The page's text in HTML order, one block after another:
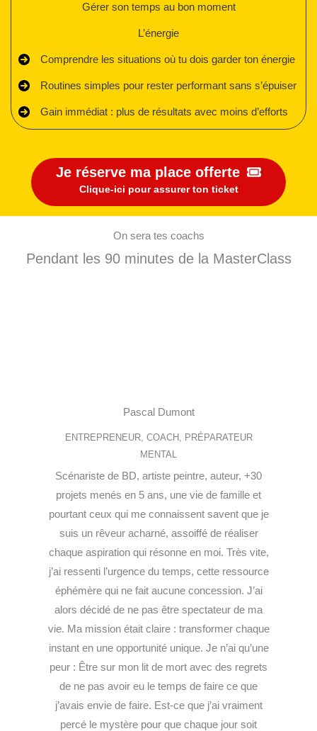
Gérer son temps au bon moment
L’énergie
Comprendre les situations où tu dois garder ton énergie
Routines simples pour rester performant sans s’épuiser
Gain immédiat : plus de résultats avec moins d’efforts
Je réserve ma place offerte
Clique-ici pour assurer ton ticket
On sera tes coachs
Pendant les 90 minutes de la MasterClass
Pascal Dumont
ENTREPRENEUR, COACH, PRÉPARATEUR
MENTAL
Scénariste de BD, artiste peintre, auteur, +30
projets menés en 5 ans, une vie de famille et
pourtant ceux qui me connaissent savent que je
suis un rêveur acharné, assoiffé de réaliser
chaque aspiration qui résonne en moi. Très vite,
j’ai ressenti l’urgence du temps, cette ressource
éphémère qui ne fait aucune concession. J’ai
alors décidé de ne pas être spectateur de ma
vie. Ma mission était claire : transformer chaque
instant en une opportunité unique. Je n’ai qu’une
peur : Être sur mon lit de mort avec des regrets
de ne pas avoir eu le temps de faire ce que
j’avais envie de faire. Est-ce que j’ai vraiment
percé le mystère pour que chaque jour soit